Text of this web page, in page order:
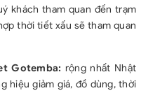
khách tham quan đến trạm
thời tiết xấu sẽ tham quan
Gotemba: rộng nhất Nhật
hiệu giảm giá, đồ dùng, thời